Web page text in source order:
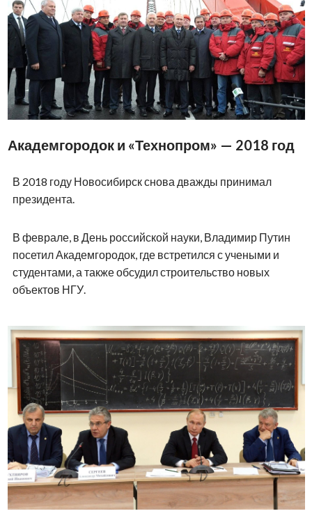
Академгородок и «Технопром» — 2018 год
В 2018 году Новосибирск снова дважды принимал
президента.
В феврале, в День российской науки, Владимир Путин
посетил Академгородок, где встретился с учеными и
студентами, а также обсудил строительство новых
объектов НГУ.